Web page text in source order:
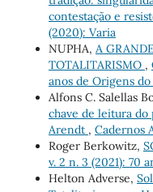
contestação e
(2020): Varia
NUPHA, A
TOTALITARISMO ,
anos de Origens
Alfons C. Salellas
chave de leitura
Arendt , Cadernos
Roger Berkowitz,
v. 2 n. 3 (2021): 70
Helton Adverse,